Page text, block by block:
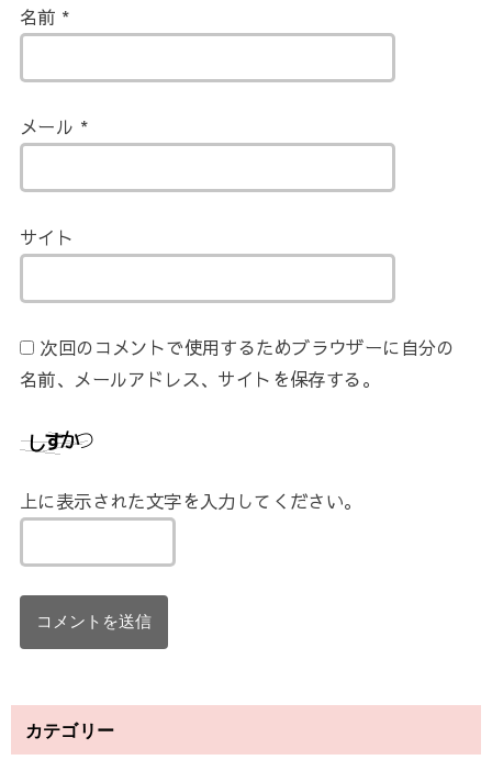
名前 *
メール *
サイト
次回のコメントで使用するためブラウザーに自分の
名前、メールアドレス、サイトを保存する。
上に表示された文字を入力してください。
カテゴリー